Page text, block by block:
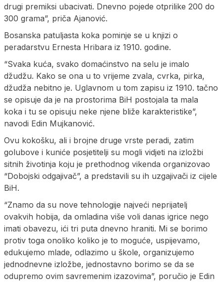
drugi premiksi ubacivati. Dnevno pojede otprilike 200 do
300 grama”, priča Ajanović.
Bosanska patuljasta koka pominje se u knjizi o
peradarstvu Ernesta Hribara iz 1910. godine.
“Svaka kuća, svako domaćinstvo na selu je imalo
džudžu. Kako se ona u to vrijeme zvala, cvrka, pirka,
džudža nebitno je. Uglavnom u tom zapisu iz 1910. tačno
se opisuje da je na prostorima BiH postojala ta mala
koka i tu se opisuju neke njene bliže karakteristike”,
navodi Edin Mujkanović.
Ovu kokošku, ali i brojne druge vrste peradi, zatim
golubove i kuniće posjetitelji su mogli vidjeti na izložbi
sitnih životinja koju je prethodnog vikenda organizovao
“Dobojski odgajivač”, a predstavili su ih uzgajivači iz cijele
BiH.
“Znamo da su nove tehnologije najveći neprijatelj
ovakvih hobija, da omladina više voli danas igrice nego
imati obavezu, ići tri puta dnevno hraniti. Mi se borimo
protiv toga onoliko koliko je to moguće, uspijevamo,
edukujemo mlade, odlazimo u škole, organizujemo
jednodnevne izložbe, jednostavno borimo se da se
odupremo ovim savremenim izazovima”, poručio je Edin